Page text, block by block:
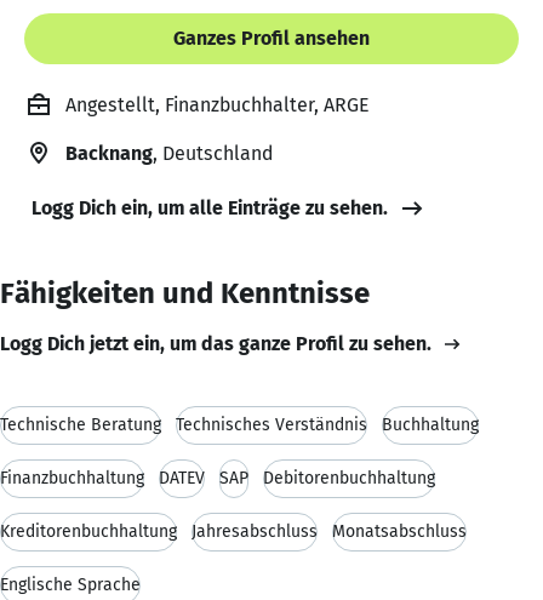
Ganzes Profil ansehen
Angestellt, Finanzbuchhalter, ARGE
Backnang, Deutschland
Logg Dich ein, um alle Einträge zu sehen.
Fähigkeiten und Kenntnisse
Logg Dich jetzt ein, um das ganze Profil zu sehen.
Technische Beratung Technisches Verständnis Buchhaltung
Finanzbuchhaltung DATEV SAP Debitorenbuchhaltung
Kreditorenbuchhaltung Jahresabschluss Monatsabschluss
Englische Sprache